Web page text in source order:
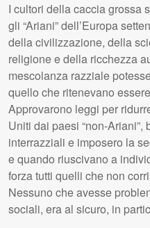
I cultori della caccia grossa
gli “Ariani” dell’Europa
della civilizzazione, della
religione e della ricchezza
mescolanza razziale
quello che ritenevano
Approvarono leggi per
Uniti dai paesi “non-Ariani”,
interrazziali e imposero la
e quando riuscivano a
forza tutti quelli che non
Nessuno che avesse
sociali, era al sicuro, in